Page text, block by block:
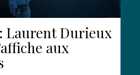
Laurent Durieux
aux